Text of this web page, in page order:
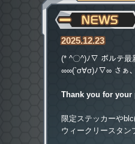
2025.12.23
(* ^〇^)ﾉ∇ ボルテ最
∞∞(`σ∀σ)ﾉ∇∞ さぁ
Thank you for your
限定ステッカーや
ウィークリースタン